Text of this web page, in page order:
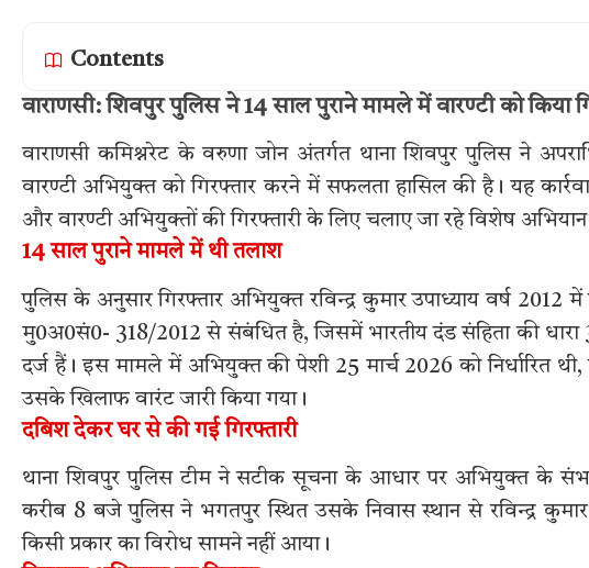
Contents
वाराणसी: शिवपुर पुलिस ने 14 साल पुराने मामले में वारण्टी को किया
वाराणसी कमिश्नरेट के वरुणा जोन अंतर्गत थाना शिवपुर पुलिस ने
वारण्टी अभियुक्त को गिरफ्तार करने में सफलता हासिल की है। यह
और वारण्टी अभियुक्तों की गिरफ्तारी के लिए चलाए जा रहे विशेष
14 साल पुराने मामले में थी तलाश
पुलिस के अनुसार गिरफ्तार अभियुक्त रविन्द्र कुमार उपाध्याय वर्ष
मु0अ0सं0- 318/2012 से संबंधित है, जिसमें भारतीय दंड संहिता की
दर्ज हैं। इस मामले में अभियुक्त की पेशी 25 मार्च 2026 को निर्धारित
उसके खिलाफ वारंट जारी किया गया।
दबिश देकर घर से की गई गिरफ्तारी
थाना शिवपुर पुलिस टीम ने सटीक सूचना के आधार पर अभियुक्त के
करीब 8 बजे पुलिस ने भगतपुर स्थित उसके निवास स्थान से रविन्द्र कुमार
किसी प्रकार का विरोध सामने नहीं आया।